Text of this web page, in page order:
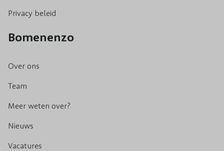
Privacy beleid
Bomenenzo
Over ons
Team
Meer weten over?
Nieuws
Vacatures